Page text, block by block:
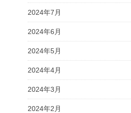
2024年7月
2024年6月
2024年5月
2024年4月
2024年3月
2024年2月